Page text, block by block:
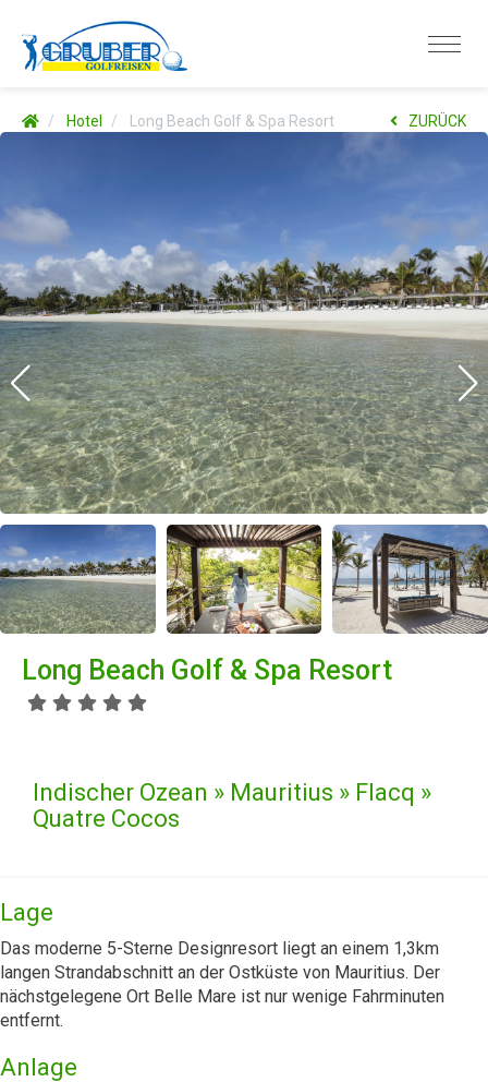
Hotel Long Beach Golf & Spa Resort ZURÜCK
Long Beach Golf & Spa Resort
Indischer Ozean » Mauritius » Flacq »
Quatre Cocos
Lage
Das moderne 5-Sterne Designresort liegt an einem 1,3km
langen Strandabschnitt an der Ostküste von Mauritius. Der
nächstgelegene Ort Belle Mare ist nur wenige Fahrminuten
entfernt.
Anlage